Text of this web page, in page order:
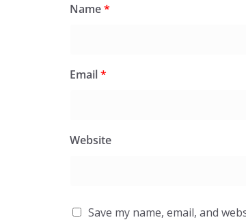
Name*
Email*
Website
Save my name, email, and